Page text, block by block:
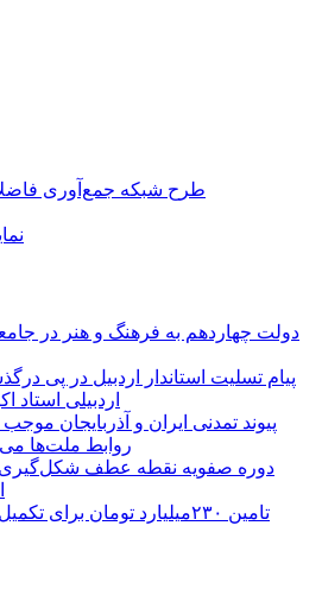
طرح شبکه جمع‌آوری
دولت چهاردهم به فرهنگ و هنر در
پیام تسلیت استاندار اردبیل در پی
اردبیلی استاد
پیوند تمدنی ایران و آذربایجان
روابط ملت‌ها
دوره صفویه نقطه عطف شکل‌گیری
تامین ۲۳۰میلیارد تومان برای تکمیل تالار شهر اردبیل